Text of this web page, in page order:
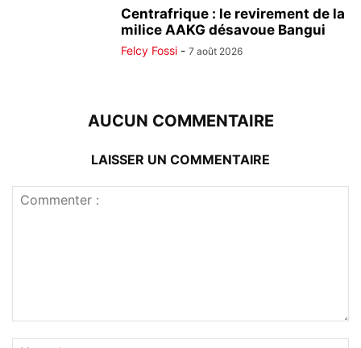
Centrafrique : le revirement de la
milice AAKG désavoue Bangui
Felcy Fossi - 7 août 2026
AUCUN COMMENTAIRE
LAISSER UN COMMENTAIRE